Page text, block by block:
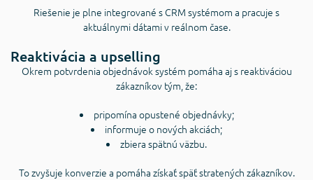
Riešenie je plne integrované s CRM systémom a pracuje s
aktuálnymi dátami v reálnom čase.
Reaktivácia a upselling
Okrem potvrdenia objednávok systém pomáha aj s reaktiváciou
zákazníkov tým, že:
pripomína opustené objednávky;
informuje o nových akciách;
zbiera spätnú väzbu.
To zvyšuje konverzie a pomáha získať späť stratených zákazníkov.